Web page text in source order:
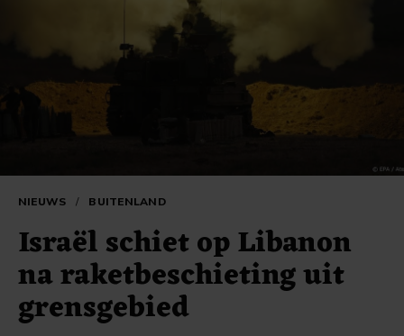
NIEUWS / BUITENLAND
Israël schiet op Libanon
na raketbeschieting uit
grensgebied